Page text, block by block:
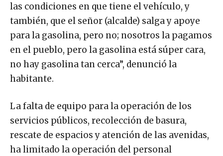
las condiciones en que tiene el vehículo, y
también, que el señor (alcalde) salga y apoye
para la gasolina, pero no; nosotros la pagamos
en el pueblo, pero la gasolina está súper cara,
no hay gasolina tan cerca”, denunció la
habitante.
La falta de equipo para la operación de los
servicios públicos, recolección de basura,
rescate de espacios y atención de las avenidas,
ha limitado la operación del personal